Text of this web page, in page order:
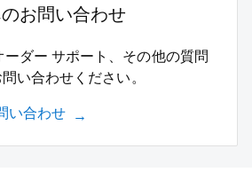
お問い合わせ
ダー サポート、その他の質問
い合わせください。
い合わせ